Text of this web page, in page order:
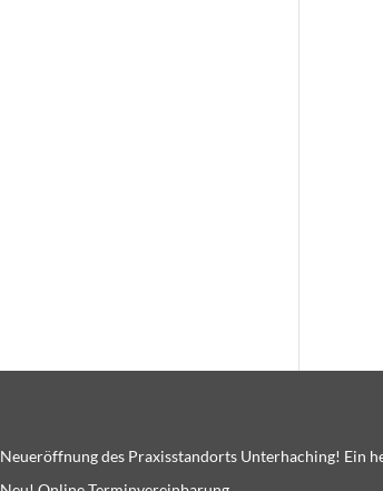
Neueröffnung des Praxisstandorts Unterhaching! Ein